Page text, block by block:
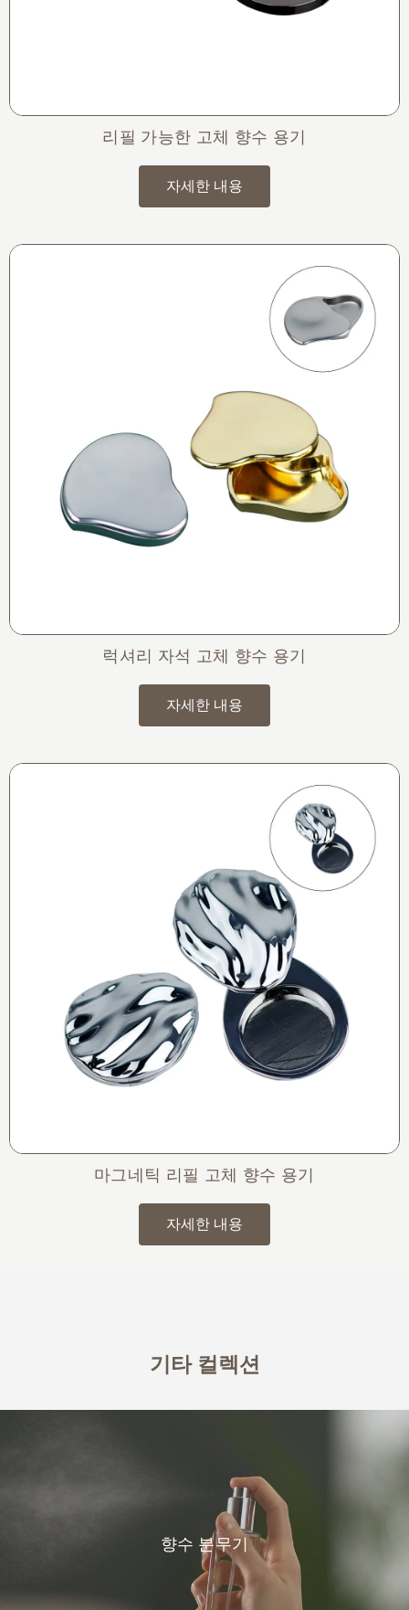
리필 가능한 고체 향수 용기
자세한 내용
럭셔리 자석 고체 향수 용기
자세한 내용
마그네틱 리필 고체 향수 용기
자세한 내용
기타 컬렉션
향수 분무기